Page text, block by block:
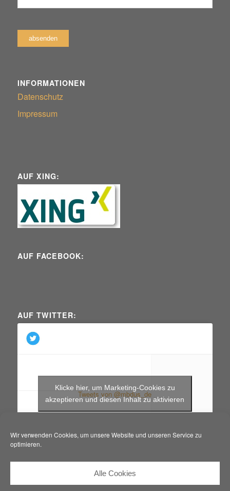
Wir verwenden Cookies, um unsere Website und unseren Service zu
optimieren.
Alle Cookies
INFORMATIONEN
Datenschutz
Impressum
AUF XING:
AUF FACEBOOK:
AUF TWITTER:
Tweets von @mbdus_de
Klicke hier, um Marketing-Cookies zu
akzeptieren und diesen Inhalt zu aktivieren